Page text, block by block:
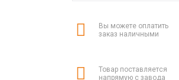
Вы можете оплатить
заказ наличными
Товар поставляется
напрямую с завода